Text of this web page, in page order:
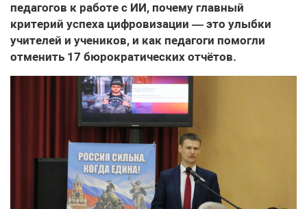
педагогов к работе с ИИ, почему главный
критерий успеха цифровизации — это улыбки
учителей и учеников, и как педагоги помогли
отменить 17 бюрократических отчётов.